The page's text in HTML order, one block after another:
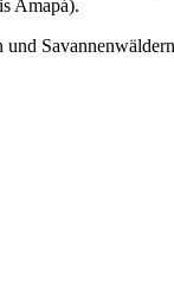
Amapá).